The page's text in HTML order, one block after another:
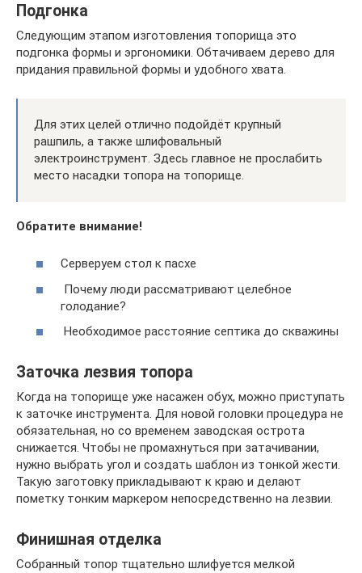
Подгонка
Следующим этапом изготовления топорища это
подгонка формы и эргономики. Обтачиваем дерево для
придания правильной формы и удобного хвата.
Для этих целей отлично подойдёт крупный
рашпиль, а также шлифовальный
электроинструмент. Здесь главное не прослабить
место насадки топора на топорище.
Обратите внимание!
Серверуем стол к пасхе
Почему люди рассматривают целебное
голодание?
Необходимое расстояние септика до скважины
Заточка лезвия топора
Когда на топорище уже насажен обух, можно приступать
к заточке инструмента. Для новой головки процедура не
обязательная, но со временем заводская острота
снижается. Чтобы не промахнуться при затачивании,
нужно выбрать угол и создать шаблон из тонкой жести.
Такую заготовку прикладывают к краю и делают
пометку тонким маркером непосредственно на лезвии.
Финишная отделка
Собранный топор тщательно шлифуется мелкой